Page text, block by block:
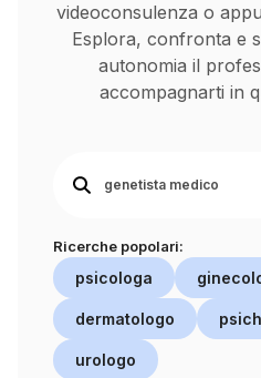
videoconsulenza o
Esplora, confronta e
autonomia il
accompagnarti in
Ricerche popolari:
psicologa
dermatologo
urologo